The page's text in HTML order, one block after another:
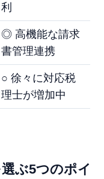
利
◎ 高機能な請求
書管理連携
○ 徐々に対応税
理士が増加中
ぶ5つのポイ